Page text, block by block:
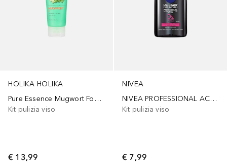
HOLIKA HOLIKA
Pure Essence Mugwort Foam Cleanser
Kit pulizia viso
€ 13,99
NIVEA
NIVEA PROFESSIONAL ACQUA MICELLARE BIFASE
Kit pulizia viso
€ 7,99